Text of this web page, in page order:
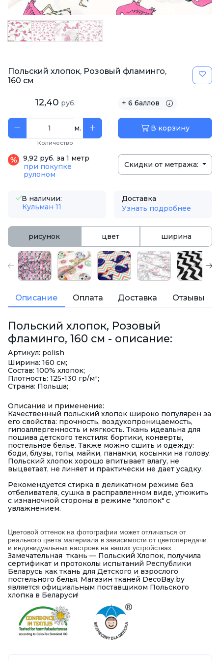
Польский хлопок, Розовый фламинго,
160 см
12,40 руб. + 6 баллов
м.
Количество
В корзину
9,92 руб. за 1 метр
при покупке
рулоном
Скидки от метража:
В наличии:
Кульман 11
Доставка
Узнать подробнее
рисунок цвет ширина
Описание Оплата Доставка Отзывы
Польский хлопок, Розовый
фламинго, 160 см - описание:
Артикул: polish
Ширина: 160 см;
Состав: 100% хлопок;
Плотность: 125-130 гр/м²;
Страна: Польша;
Описание и применение:
Качественный польский хлопок широко популярен за
его свойства: прочность, воздухопроницаемость,
гипоаллергенность и мягкость. Ткань идеальна для
пошива детского текстиля: бортики, конверты,
постельное белье. Также можно сшить и одежду:
боди, блузы, топы, майки, панамки, косынки на голову.
Польский хлопок хорошо впитывает влагу, не
выцветает, не линяет и практически не дает усадку.
Рекомендуется стирка в деликатном режиме без
отбеливателя, сушка в расправленном виде, утюжить
с изнаночной стороны в режиме "хлопок" с
увлажнением.
Цветовой оттенок на фотографии может отличаться от
реального цвета материала в зависимости от цветопередачи
и индивидуальных настроек на ваших устройствах.
Замечательная ткань — Польский Хлопок, получила
сертификат и протоколы испытаний Республики
Беларусь как ткань для Детского и взрослого
постельного белья. Магазин тканей DecoBay.by
является официальным поставщиком Польского
хлопка в Беларуси!